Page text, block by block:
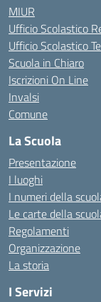
MIUR
Ufficio Scolastico
Ufficio Scolastico
Scuola in Chiaro
Iscrizioni On Line
Invalsi
Comune
La Scuola
Presentazione
I luoghi
I numeri della
Le carte della
Regolamenti
Organizzazione
La storia
I Servizi